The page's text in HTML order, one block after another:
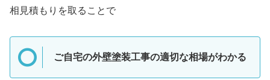
相見積もりを取ることで
ご自宅の外壁塗装工事の適切な相場がわかる